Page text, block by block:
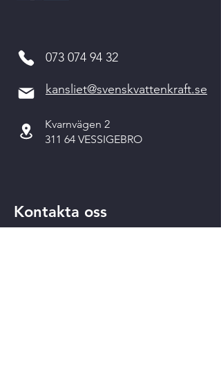
073 074 94 32
kansliet@svenskvattenkraft.se
Kvarnvägen 2
311 64 VESSIGEBRO
Kontakta oss